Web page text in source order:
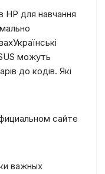
HP для навчання
Українські
можуть
до кодів. Які
сайте
важных